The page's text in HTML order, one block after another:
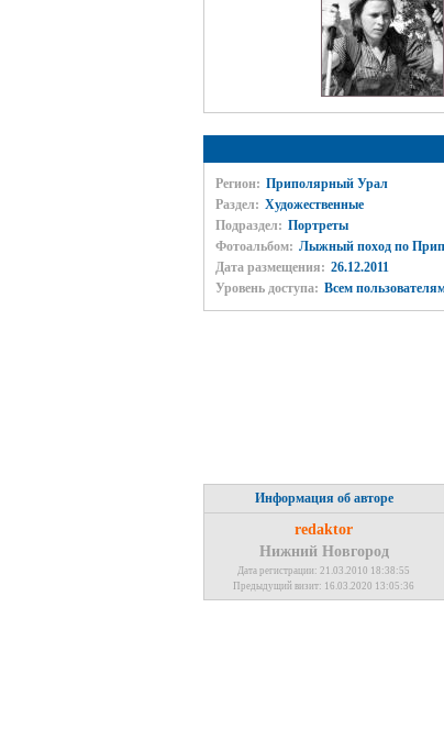
Регион: Приполярный Урал
Раздел: Художественные
Подраздел: Портреты
Фотоальбом: Лыжный поход по
Дата размещения: 26.12.2011
Уровень доступа: Всем
Информация об авторе
redaktor
Нижний Новгород
Дата регистрации: 21.03.2010 18:38:55
Предыдущий визит: 16.03.2020 13:05:36